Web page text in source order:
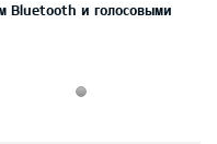
Bluetooth и голосовыми